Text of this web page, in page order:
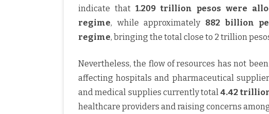
indicate that1.209 trillion pesos were
regime, while approximately 882 billion
regime, bringing the total close to 2 trillion
Nevertheless, the flow of resources has not
affecting hospitals and pharmaceutical
and medical supplies currently total4.42
healthcare providers and raising concerns